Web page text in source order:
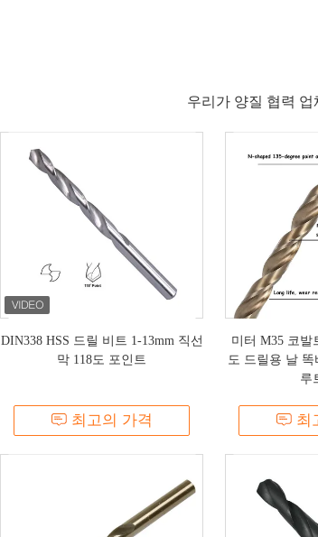
우리가 양질 협력
DIN338 HSS 드릴 비트 1-13mm 직선
막 118도 포인트
최고의 가격
미터 M35 코발
도 드릴용 날
루
최